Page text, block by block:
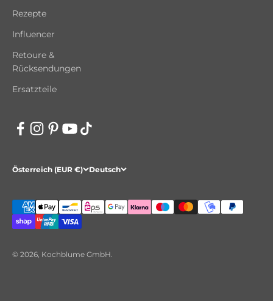
Rezepte
Influencer
Retoure &
Rücksendungen
Ersatzteile
Österreich (EUR €) Deutsch
© 2026, Kochblume GmbH.